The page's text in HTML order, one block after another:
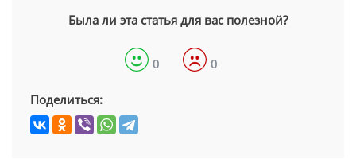
Была ли эта статья для вас полезной?
0 0
Поделиться: